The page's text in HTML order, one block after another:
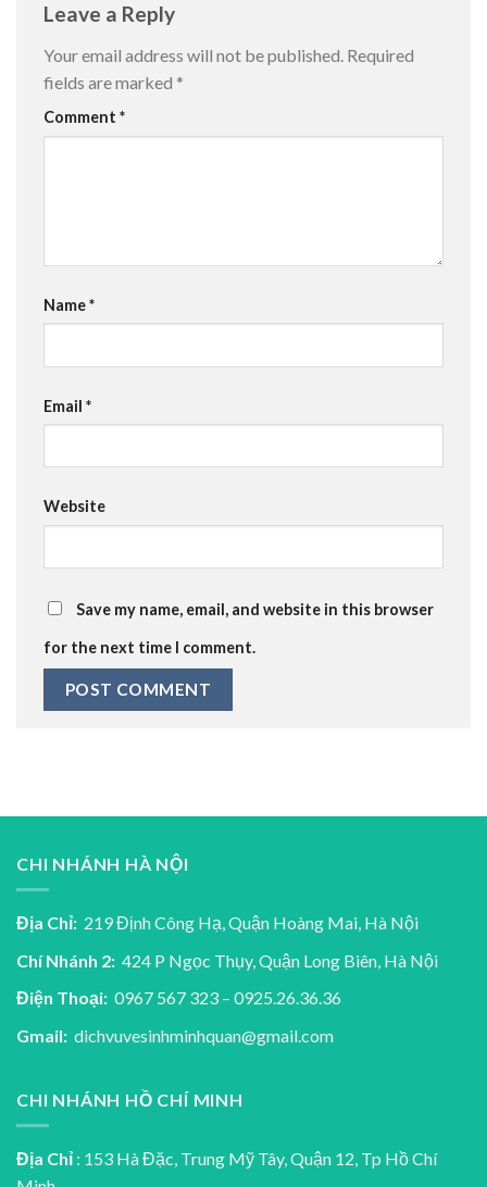
Leave a Reply
Your email address will not be published. Required
fields are marked *
Comment *
Name*
Email *
Website
Save my name, email, and website in this browser
for the next time I comment.
CHI NHÁNH HÀ NỘI
Địa Chỉ: 219 Định Công Hạ, Quận Hoàng Mai, Hà Nội
Chí Nhánh 2: 424 P Ngọc Thụy, Quận Long Biên, Hà Nội
Điện Thoại: 0967 567 323 – 0925.26.36.36
Gmail: dichvuvesinhminhquan@gmail.com
CHI NHÁNH HỒ CHÍ MINH
Địa Chỉ : 153 Hà Đặc, Trung Mỹ Tây, Quận 12, Tp Hồ Chí